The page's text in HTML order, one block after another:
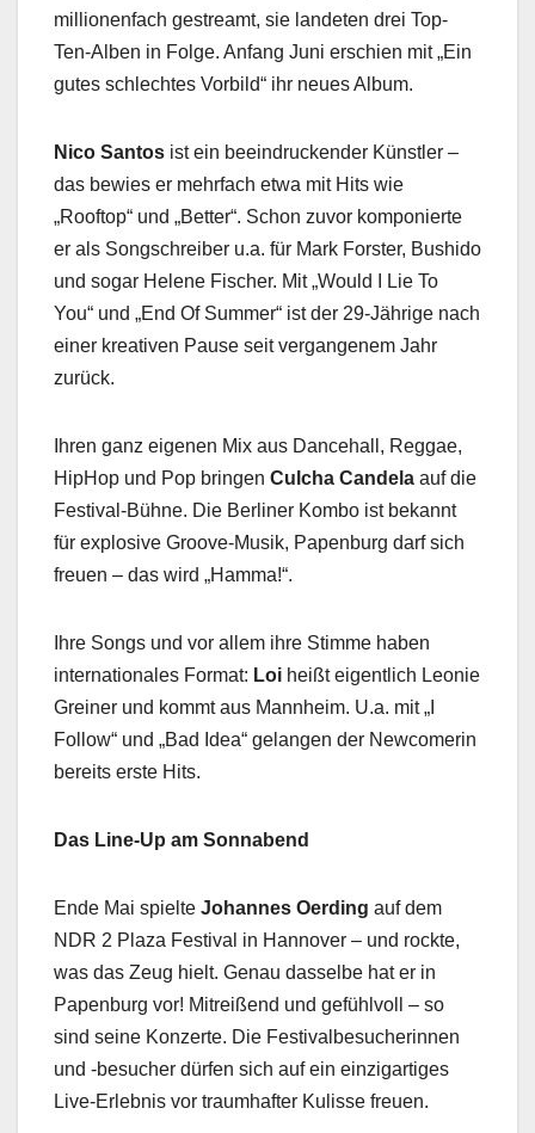
millionenfach gestreamt, sie landeten drei Top-
Ten-Alben in Folge. Anfang Juni erschien mit „Ein
gutes schlechtes Vorbild“ ihr neues Album.
Nico Santos ist ein beeindruckender Künstler –
das bewies er mehrfach etwa mit Hits wie
„Rooftop“ und „Better“. Schon zuvor komponierte
er als Songschreiber u.a. für Mark Forster, Bushido
und sogar Helene Fischer. Mit „Would I Lie To
You“ und „End Of Summer“ ist der 29-Jährige nach
einer kreativen Pause seit vergangenem Jahr
zurück.
Ihren ganz eigenen Mix aus Dancehall, Reggae,
HipHop und Pop bringen Culcha Candela auf die
Festival-Bühne. Die Berliner Kombo ist bekannt
für explosive Groove-Musik, Papenburg darf sich
freuen – das wird „Hamma!“.
Ihre Songs und vor allem ihre Stimme haben
internationales Format: Loi heißt eigentlich Leonie
Greiner und kommt aus Mannheim. U.a. mit „I
Follow“ und „Bad Idea“ gelangen der Newcomerin
bereits erste Hits.
Das Line-Up am Sonnabend
Ende Mai spielte Johannes Oerding auf dem
NDR 2 Plaza Festival in Hannover – und rockte,
was das Zeug hielt. Genau dasselbe hat er in
Papenburg vor! Mitreißend und gefühlvoll – so
sind seine Konzerte. Die Festivalbesucherinnen
und -besucher dürfen sich auf ein einzigartiges
Live-Erlebnis vor traumhafter Kulisse freuen.